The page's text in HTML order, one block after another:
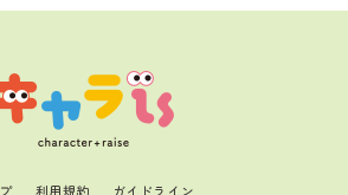
利用規約 ガイドライン